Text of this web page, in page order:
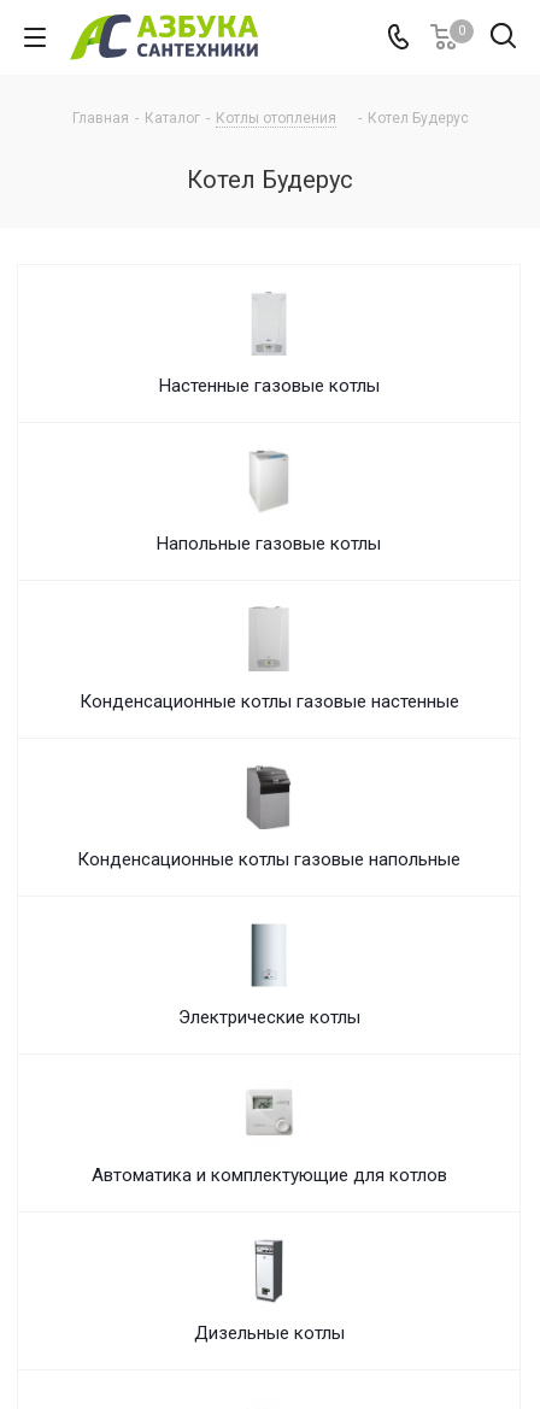
0
Главная - Каталог - Котлы отопления - Котел Будерус
Котел Будерус
Настенные газовые котлы
Напольные газовые котлы
Конденсационные котлы газовые настенные
Конденсационные котлы газовые напольные
Электрические котлы
Автоматика и комплектующие для котлов
Дизельные котлы